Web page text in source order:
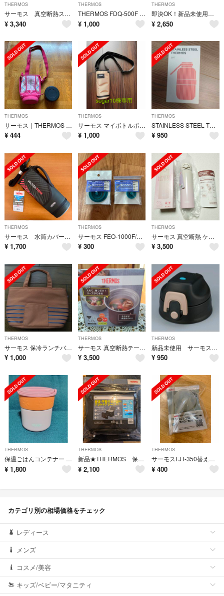
THERMOS
サーモス 真空断熱スポーツボトル 1.0Ｌ ブラックオレンジ
¥ 3,340
THERMOS
THERMOS FDQ-500F キャップユニット 新品
¥ 1,000
THERMOS
即決OK！新品未使用 サーモス真空断熱ボトル マットパープル 0.72l
¥ 2,650
THERMOS
サーモス｜THERMOS ハンディポーチ ピンクギンガム PGM FFZ-802
¥ 444
THERMOS
サーモス マイボトルポーチ 0.5L用 ベージュ
¥ 1,000
THERMOS
STAINLESS STEEL THERMOS 水筒
¥ 950
THERMOS
サーモス 水筒カバー1.5L用
¥ 1,700
THERMOS
サーモス FEO-1000F/1500F パッキンセット L(1セット)
¥ 300
THERMOS
サーモス 真空断熱 ケータマグ アイボリーピンクグラデーション JNR-503L
¥ 3,500
THERMOS
サーモス 保冷ランチバッグ 4L ベージュ RDU-0043 BE
¥ 1,000
THERMOS
サーモス 真空断熱テーブルスープジャー（離乳食・スープなど…時短料理可能）
¥ 3,500
THERMOS
新品未使用 サーモス FJJ キャップユニット ベージュブラック
¥ 950
THERMOS
保温ごはんコンテナー JBP-250 コーラルピンク
¥ 1,800
THERMOS
新品★THERMOS 保冷バッグ（ソフトクーラー）5L
¥ 2,100
THERMOS
サーモスFJT-350替えストロー
¥ 400
カテゴリ別の相場価格をチェック
レディース
メンズ
コスメ/美容
キッズ/ベビー/マタニティ